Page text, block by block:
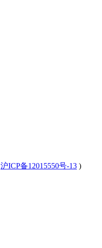
沪ICP备12015550号-13 )